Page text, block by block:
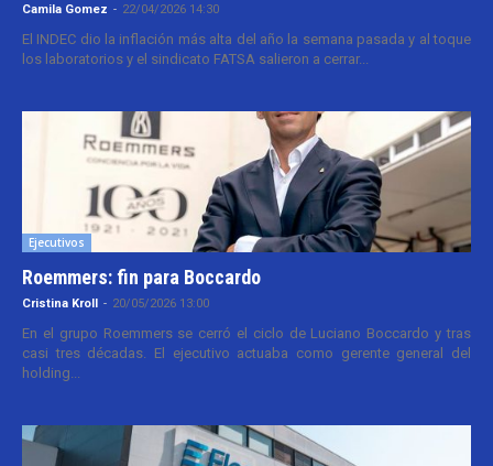
Camila Gomez - 22/04/2026 14:30
El INDEC dio la inflación más alta del año la semana pasada y al toque
los laboratorios y el sindicato FATSA salieron a cerrar...
Ejecutivos
Roemmers: fin para Boccardo
Cristina Kroll - 20/05/2026 13:00
En el grupo Roemmers se cerró el ciclo de Luciano Boccardo y tras
casi tres décadas. El ejecutivo actuaba como gerente general del
holding...